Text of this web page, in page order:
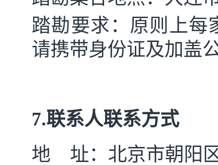
踏勘要求：原则上每
请携带身份证及加盖
7.联系人联系方式
地
址：北京市朝阳